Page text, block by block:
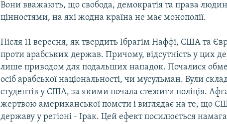
Вони вважають, що свобода, демократія та права
цінностями, на які жодна країна не має монополії.
Після 11 вересня, як твердить Ібрагім Наффі, США та
проти арабських держав. Причому, відсутність у цих
лише приводом для подальших нападок. Почалися
осіб арабської національності, чи мусульман. Були
студентів у США, за якими почала стежити поліція.
жертвою американської помсти і виглядає на те, що
державу у регіоні - Ірак. Цей ефект посилюється